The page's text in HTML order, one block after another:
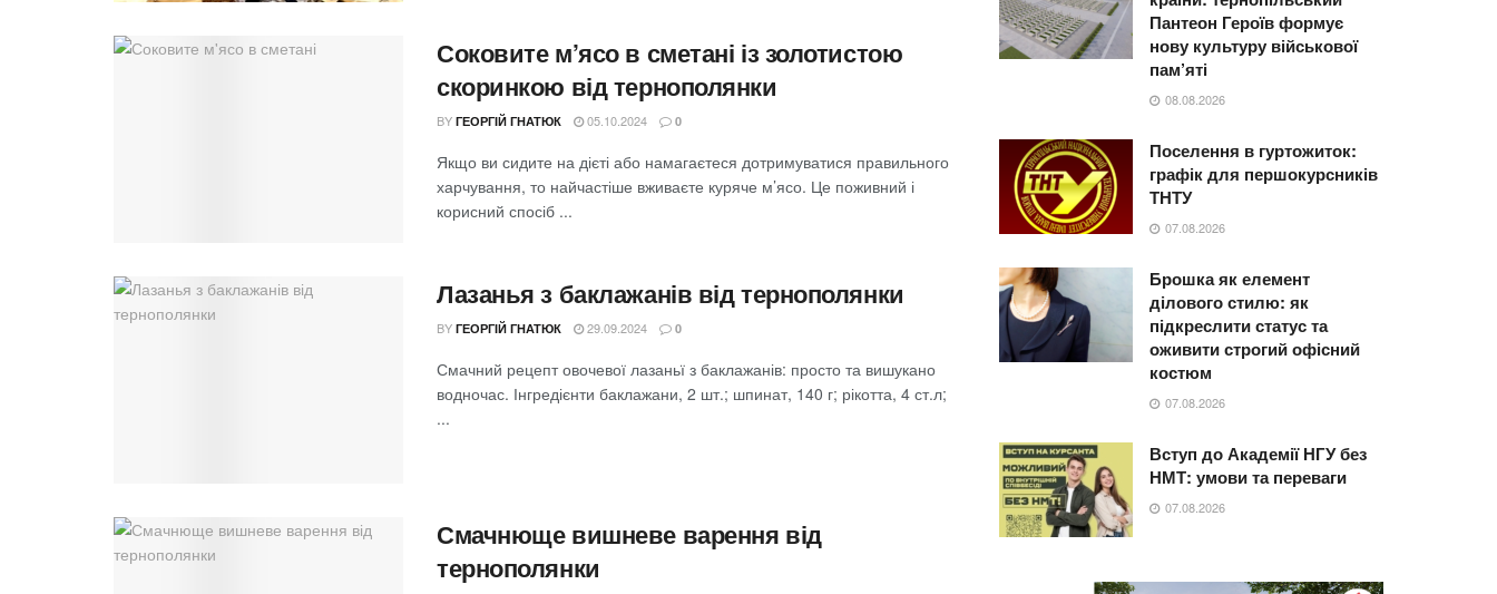
Соковите м’ясо в сметані із золотистою
скоринкою від тернополянки
BY ГЕОРГІЙ ГНАТЮК 05.10.2024 0
Якщо ви сидите на дієті або намагаєтеся дотримуватися правильного
харчування, то найчастіше вживаєте куряче м’ясо. Це поживний і
корисний спосіб ...
Лазанья з баклажанів від тернополянки
BY ГЕОРГІЙ ГНАТЮК 29.09.2024 0
Смачний рецепт овочевої лазаньї з баклажанів: просто та вишукано
водночас. Інгредієнти баклажани, 2 шт.; шпинат, 140 г; рікотта, 4 ст.л;
...
Смачнюще вишневе варення від
тернополянки
Пантеон Героїв формує
нову культуру військової
пам’яті
08.08.2026
Поселення в гуртожиток:
графік для першокурсників
ТНТУ
07.08.2026
Брошка як елемент
ділового стилю: як
підкреслити статус та
оживити строгий офісний
костюм
07.08.2026
Вступ до Академії НГУ без
НМТ: умови та переваги
07.08.2026